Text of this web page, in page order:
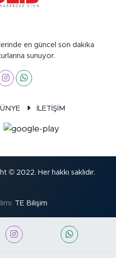
en güncel son dakika
sunuyor.
İLETİŞİM
© 2022. Her hakkı saklıdır.
TE Bilişim